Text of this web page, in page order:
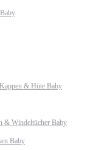
& Hüte Baby
& Windeltücher Baby
Baby